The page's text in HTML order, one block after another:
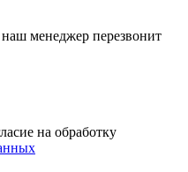
менеджер перезвонит
на обработку